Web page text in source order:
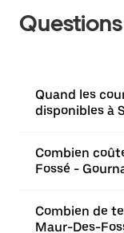
Quand les
disponibles à
Combien
Fossé -
Combien de
Maur-Des-